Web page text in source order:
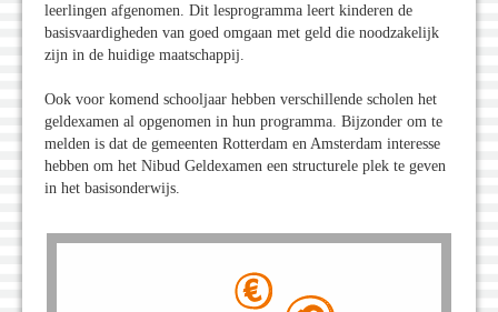
leerlingen afgenomen. Dit lesprogramma leert kinderen de
basisvaardigheden van goed omgaan met geld die noodzakelijk
zijn in de huidige maatschappij.
Ook voor komend schooljaar hebben verschillende scholen het
geldexamen al opgenomen in hun programma. Bijzonder om te
melden is dat de gemeenten Rotterdam en Amsterdam interesse
hebben om het Nibud Geldexamen een structurele plek te geven
in het basisonderwijs.